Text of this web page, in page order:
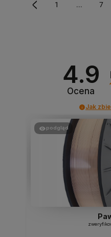
1 ... 7
4.9
Ocena
Jak
podgląd